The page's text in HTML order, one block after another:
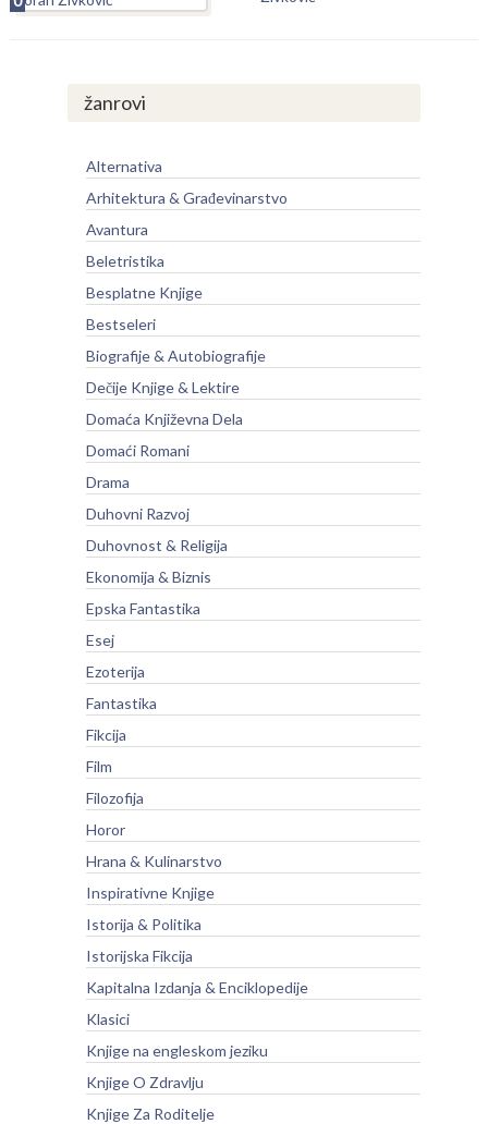
žanrovi
Alternativa
Arhitektura & Građevinarstvo
Avantura
Beletristika
Besplatne Knjige
Bestseleri
Biografije & Autobiografije
Dečije Knjige & Lektire
Domaća Književna Dela
Domaći Romani
Drama
Duhovni Razvoj
Duhovnost & Religija
Ekonomija & Biznis
Epska Fantastika
Esej
Ezoterija
Fantastika
Fikcija
Film
Filozofija
Horor
Hrana & Kulinarstvo
Inspirativne Knjige
Istorija & Politika
Istorijska Fikcija
Kapitalna Izdanja & Enciklopedije
Klasici
Knjige na engleskom jeziku
Knjige O Zdravlju
Knjige Za Roditelje